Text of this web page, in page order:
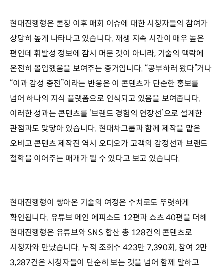
현대진행형은 론칭 이후 매회 이슈에 대한 시청자들의 참여가
상당히 높게 나타나고 있습니다. 재생 지속 시간이 매우 높은
편인데 휘발성 정보에 잠시 머문 것이 아니라, 기술의 맥락에
온전히 몰입했음을 보여주는 증거입니다. “공부하러 왔다”거나
“이과 감성 충전”이라는 반응은 이 콘텐츠가 단순한 홍보를
넘어 하나의 지식 플랫폼으로 인식되고 있음을 보여줍니다.
이러한 성과는 콘텐츠를 ‘브랜드 경험의 연장선’으로 설계한
관점과도 맞닿아 있습니다. 현대차그룹과 함께 제작을 맡은
오비고 콘텐츠 제작진 역시 오디오가 고객의 감정선과 브랜드
철학을 이어주는 매개가 될 수 있다고 보고 있습니다.
현대진행형이 쌓아온 기술의 여정은 수치로도 뚜렷하게
확인됩니다. 유튜브 메인 에피소드 12편과 쇼츠 40편을 더해
현대진행형은 유튜브와 SNS 합산 총 128건의 콘텐츠로
시청자와 만났습니다. 누적 조회수 423만 7,390회, 참여 2만
3,287건은 시청자들이 단순히 보는 것을 넘어 함께 말하고